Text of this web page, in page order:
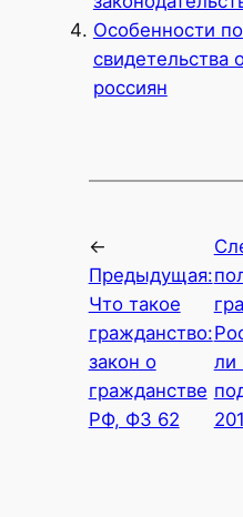
Особенности
свидетельства
россиян
←
Предыдущая:
Что такое
гражданство:
закон о
гражданстве
РФ, ФЗ 62
ли